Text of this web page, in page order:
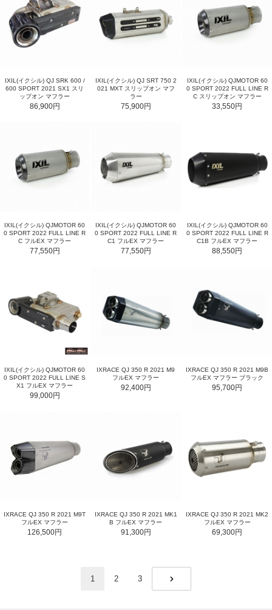
IXIL(イクシル) QJ SRK 600 /
600 SPORT 2021 SX1 スリ
ップオン マフラー
86,900円
IXIL(イクシル) QJ SRT 750 2
021 MXT スリップオン マフ
ラー
75,900円
IXIL(イクシル) QJMOTOR 60
0 SPORT 2022 FULL LINE R
C スリップオン マフラー
33,550円
IXIL(イクシル) QJMOTOR 60
0 SPORT 2022 FULL LINE R
C フルEX マフラー
77,550円
IXIL(イクシル) QJMOTOR 60
0 SPORT 2022 FULL LINE R
C1 フルEX マフラー
77,550円
IXIL(イクシル) QJMOTOR 60
0 SPORT 2022 FULL LINE R
C1B フルEX マフラー
88,550円
IXIL(イクシル) QJMOTOR 60
0 SPORT 2022 FULL LINE S
X1 フルEX マフラー
99,000円
IXRACE QJ 350 R 2021 M9
フルEX マフラー
92,400円
IXRACE QJ 350 R 2021 M9B
フルEX マフラー ブラック
95,700円
IXRACE QJ 350 R 2021 M9T
フルEX マフラー
126,500円
IXRACE QJ 350 R 2021 MK1
B フルEX マフラー
91,300円
IXRACE QJ 350 R 2021 MK2
フルEX マフラー
69,300円
1 2
3